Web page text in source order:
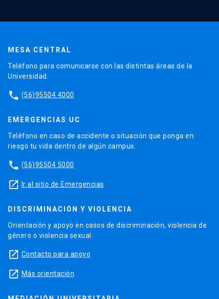
MESA CENTRAL
Teléfono para comunicarse con las distintas áreas de la
Universidad.
phone (56)95504 4000
EMERGENCIAS UC
Teléfono en caso de accidente o situación que ponga en
riesgo tu vida dentro de algún campus.
phone (56)95504 5000
launch Ir al sitio de Emergencias
DISCRIMINACIÓN Y VIOLENCIA
Orientación y apoyo en casos de discriminación, violencia de
género o violencia sexual.
launch Contacto para apoyo
launch Más orientación